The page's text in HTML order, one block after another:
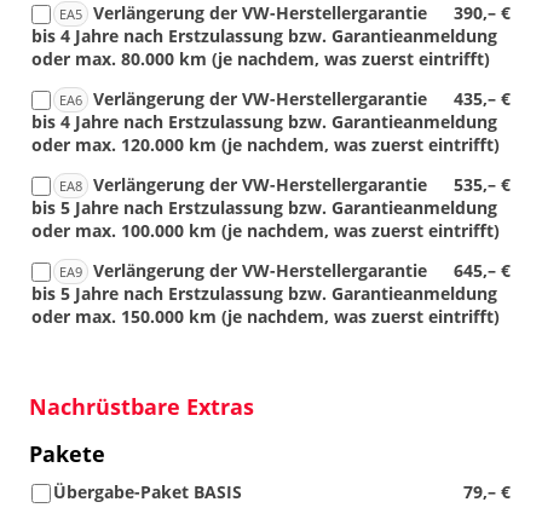
EA5 390,– €
Verlängerung der VW-Herstellergarantie
bis 4 Jahre nach Erstzulassung bzw. Garantieanmeldung
oder max. 80.000 km (je nachdem, was zuerst eintrifft)
EA6 435,– €
Verlängerung der VW-Herstellergarantie
bis 4 Jahre nach Erstzulassung bzw. Garantieanmeldung
oder max. 120.000 km (je nachdem, was zuerst eintrifft)
EA8 535,– €
Verlängerung der VW-Herstellergarantie
bis 5 Jahre nach Erstzulassung bzw. Garantieanmeldung
oder max. 100.000 km (je nachdem, was zuerst eintrifft)
EA9 645,– €
Verlängerung der VW-Herstellergarantie
bis 5 Jahre nach Erstzulassung bzw. Garantieanmeldung
oder max. 150.000 km (je nachdem, was zuerst eintrifft)
Nachrüstbare Extras
Pakete
79,– €
Übergabe-Paket BASIS